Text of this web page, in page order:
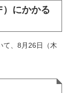
にかかる
て、8月26日（木